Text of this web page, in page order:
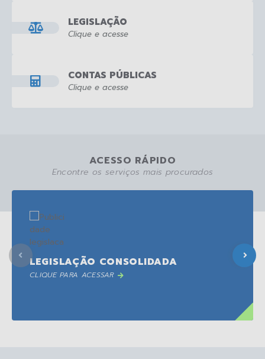
LEGISLAÇÃO
Clique e acesse
CONTAS PÚBLICAS
Clique e acesse
ACESSO RÁPIDO
Encontre os serviços mais procurados
LEGISLAÇÃO CONSOLIDADA
CLIQUE PARA ACESSAR